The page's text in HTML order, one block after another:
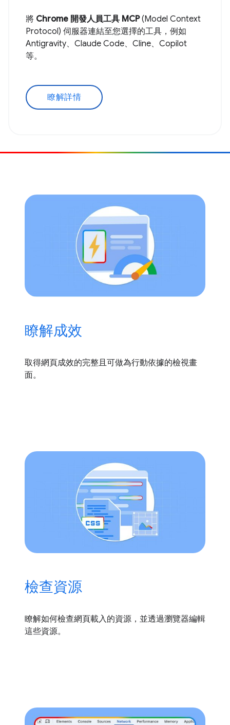
將 Chrome 開發人員工具 MCP(Model Context
Protocol) 伺服器連結至您選擇的工具，例如
Antigravity、Claude Code、Cline、Copilot
等。
瞭解詳情
瞭解成效
取得網頁成效的完整且可做為行動依據的檢視畫
面。
檢查資源
瞭解如何檢查網頁載入的資源，並透過瀏覽器編輯
這些資源。